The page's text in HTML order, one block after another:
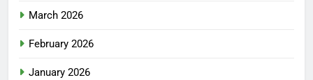
March 2026
February 2026
January 2026